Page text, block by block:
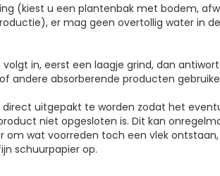
(kiest u een plantenbak met bodem,
er mag geen overtollig water in
in, eerst een laagje grind, dan
andere absorberende producten
direct uitgepakt te worden zodat het
niet opgesloten is. Dit kan
om wat voorreden toch een vlek
schuurpapier op.